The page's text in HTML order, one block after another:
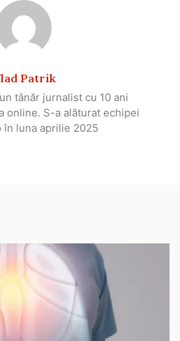
Patrik
tânăr jurnalist cu 10 ani
online. S-a alăturat echipei
în luna aprilie 2025